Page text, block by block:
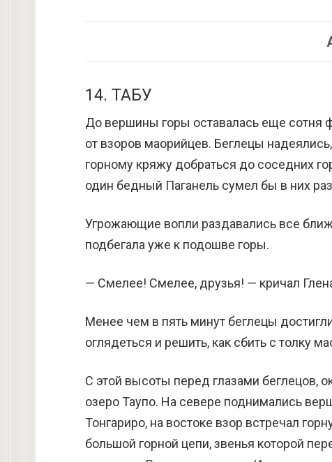
14. ТАБУ
До вершины горы оставалась еще сотня
от взоров маорийцев. Беглецы
горному кряжу добраться до соседних
один бедный Паганель сумел бы в них
Угрожающие вопли раздавались все
подбегала уже к подошве горы.
— Смелее! Смелее, друзья! — кричал
Менее чем в пять минут беглецы
оглядеться и решить, как сбить с толку
С этой высоты перед глазами беглецов,
озеро Таупо. На севере поднимались
Тонгариро, на востоке взор встречал
большой горной цепи, звенья которой